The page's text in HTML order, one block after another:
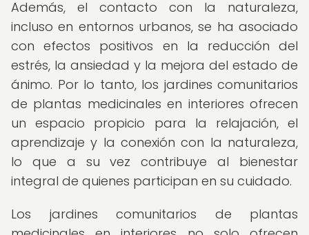
Además, el contacto con la naturaleza,
incluso en entornos urbanos, se ha asociado
con efectos positivos en la reducción del
estrés, la ansiedad y la mejora del estado de
ánimo. Por lo tanto, los jardines comunitarios
de plantas medicinales en interiores ofrecen
un espacio propicio para la relajación, el
aprendizaje y la conexión con la naturaleza,
lo que a su vez contribuye al bienestar
integral de quienes participan en su cuidado.
Los jardines comunitarios de plantas